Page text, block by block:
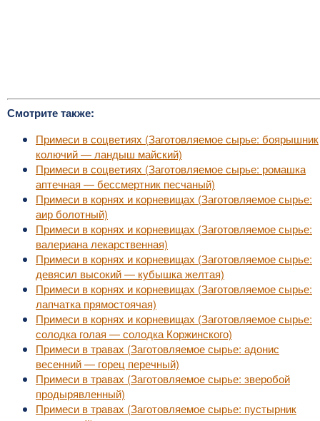
Смотрите также:
Примеси в соцветиях (Заготовляемое сырье: боярышник
колючий — ландыш майский)
Примеси в соцветиях (Заготовляемое сырье: ромашка
аптечная — бессмертник песчаный)
Примеси в корнях и корневищах (Заготовляемое сырье:
аир болотный)
Примеси в корнях и корневищах (Заготовляемое сырье:
валериана лекарственная)
Примеси в корнях и корневищах (Заготовляемое сырье:
девясил высокий — кубышка желтая)
Примеси в корнях и корневищах (Заготовляемое сырье:
лапчатка прямостоячая)
Примеси в корнях и корневищах (Заготовляемое сырье:
солодка голая — солодка Коржинского)
Примеси в травах (Заготовляемое сырье: адонис
весенний — горец перечный)
Примеси в травах (Заготовляемое сырье: зверобой
продырявленный)
Примеси в травах (Заготовляемое сырье: пустырник